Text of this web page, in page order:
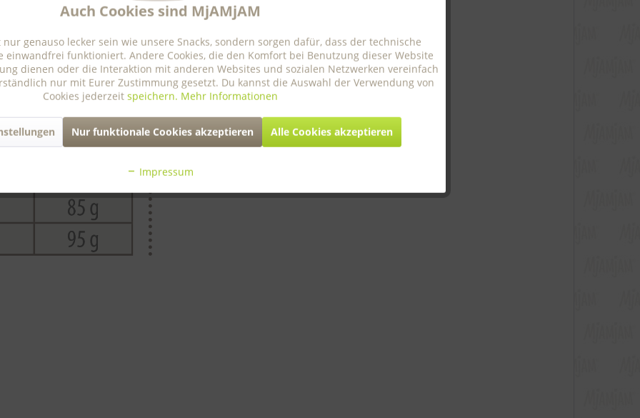
Aktiv
Aktiv
Auch Cookies sind MjAMjAM
nur genauso lecker sein wie unsere Snacks, sondern sorgen dafür, dass der technische
einwandfrei funktioniert. Andere Cookies, die den Komfort bei Benutzung dieser Website
dienen oder die Interaktion mit anderen Websites und sozialen Netzwerken vereinfach
nur mit Eurer Zustimmung gesetzt. Du kannst die Auswahl der Verwendung von
Cookies jederzeit speichern. Mehr Informationen
Nur funktionale Cookies akzeptieren Alle Cookies akzeptieren
Impressum